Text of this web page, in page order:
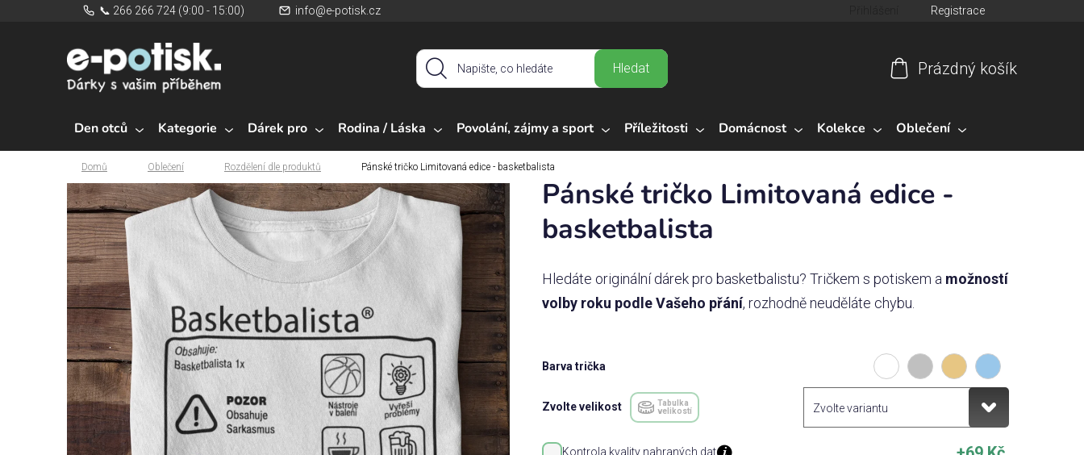
📞 266 266 724 (9:00 - 15:00) info@e-potisk.cz Registrace
Hledat
košík
Prázdný košík
Den otců Kategorie Dárek pro Rodina / Láska Povolání, zájmy a sport Příležitosti Domácnost Kolekce Oblečení
Domů
Domů Oblečení Rozdělení dle produktů Pánské tričko Limitovaná edice - basketbalista
Pánské tričko Limitovaná edice -
basketbalista
Hledáte originální dárek pro basketbalistu? Tričkem s potiskem a možností
volby roku podle Vašeho přání, rozhodně neuděláte chybu.
Barva trička
Zvolte velikost
Tabulka
velikostí
Kontrola kvality nahraných dat